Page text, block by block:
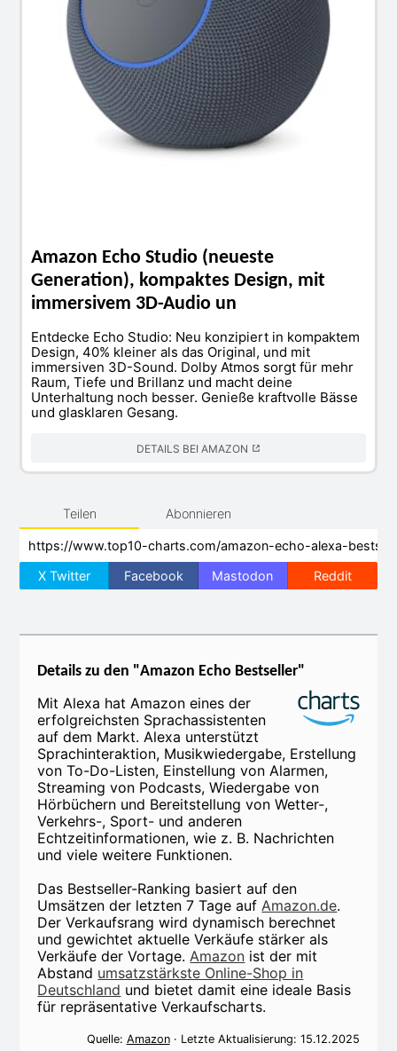
Amazon Echo Studio (neueste
Generation), kompaktes Design, mit
immersivem 3D-Audio un
Entdecke Echo Studio: Neu konzipiert in kompaktem
Design, 40% kleiner als das Original, und mit
immersiven 3D-Sound. Dolby Atmos sorgt für mehr
Raum, Tiefe und Brillanz und macht deine
Unterhaltung noch besser. Genieße kraftvolle Bässe
und glasklaren Gesang.
DETAILS BEI AMAZON
Teilen Abonnieren
X Twitter Facebook Mastodon Reddit
Details zu den "Amazon Echo Bestseller"
Mit Alexa hat Amazon eines der
erfolgreichsten Sprachassistenten
auf dem Markt. Alexa unterstützt
Sprachinteraktion, Musikwiedergabe, Erstellung
von To-Do-Listen, Einstellung von Alarmen,
Streaming von Podcasts, Wiedergabe von
Hörbüchern und Bereitstellung von Wetter-,
Verkehrs-, Sport- und anderen
Echtzeitinformationen, wie z. B. Nachrichten
und viele weitere Funktionen.
Das Bestseller-Ranking basiert auf den
Umsätzen der letzten 7 Tage aufAmazon.de.
Der Verkaufsrang wird dynamisch berechnet
und gewichtet aktuelle Verkäufe stärker als
Verkäufe der Vortage.Amazon ist der mit
Abstand umsatzstärkste Online-Shop in
Deutschland und bietet damit eine ideale Basis
für repräsentative Verkaufscharts.
Quelle: Amazon· Letzte Aktualisierung: 15.12.2025